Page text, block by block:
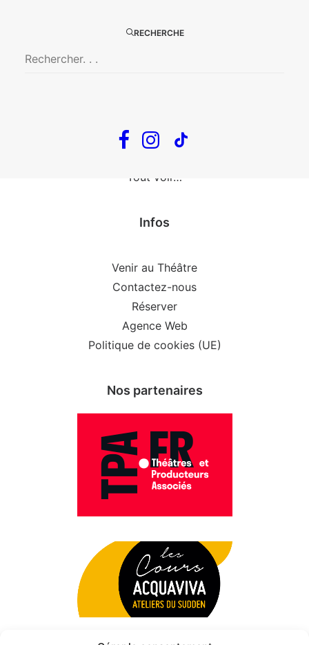
RECHERCHE
The Loop
Big Mother
Tout voir…
Infos
Venir au Théâtre
Contactez-nous
Réserver
Agence Web
Politique de cookies (UE)
Nos partenaires